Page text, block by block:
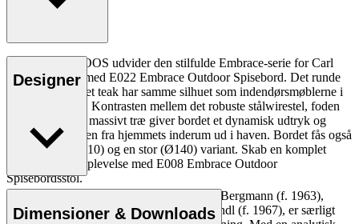
Designtrioen EOOS udvider den stilfulde Embrace-serie for Carl
Hansen & Søn med E022 Embrace Outdoor Spisebord. Det runde
bord i ubehandlet teak har samme silhuet som indendørsmøblerne i
Embrace-serien. Kontrasten mellem det robuste stålwirestel, foden
og bordpladen i massivt træ giver bordet et dynamisk udtryk og
bringer komforten fra hjemmets inderum ud i haven. Bordet fås også
i en mellem (Ø110) og en stor (Ø140) variant. Skab en komplet
udendørs spiseoplevelse med E008 Embrace Outdoor
Spisebordsstol.
Læs mere
Designer
Designstudiet EOOS, grundlagt af Martin Bergmann (f. 1963),
Gernot Bohmann (f. 1968) og Harald Gründl (f. 1967), er særligt
Dimensioner & Downloads